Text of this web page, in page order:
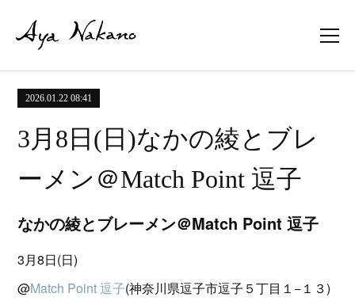
2026.01.22 08:41
3月8日(日)なかの綾とブレ
ーメン＠Match Point 逗子
なかの綾とブレーメン＠Match Point 逗子
3月8日(日)
@Match Point 逗子(神奈川県逗子市逗子５丁目１−１３)